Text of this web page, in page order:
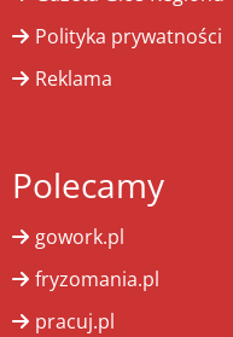
Polityka prywatności
Reklama
Polecamy
gowork.pl
fryzomania.pl
pracuj.pl